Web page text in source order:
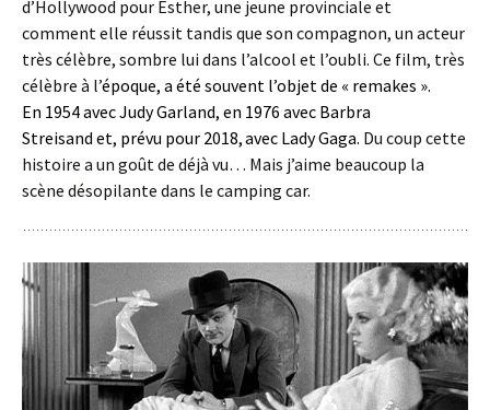
d’Hollywood pour Esther, une jeune provinciale et
comment elle réussit tandis que son compagnon, un acteur
très célèbre, sombre lui dans l’alcool et l’oubli. Ce film, très
célèbre à l’époque, a été souvent l’objet de « remakes ».
En 1954 avecJudy Garland, en 1976 avec Barbra
Streisand et, prévu pour 2018,avec Lady Gaga. Du coup cette
histoire a un goût de déjà vu… Mais j’aime beaucoup la
scène désopilante dans le camping car.